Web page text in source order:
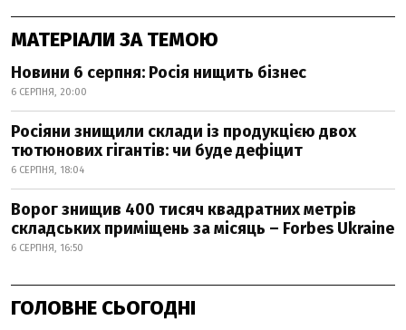
МАТЕРІАЛИ ЗА ТЕМОЮ
Новини 6 серпня: Росія нищить бізнес
6 СЕРПНЯ, 20:00
Росіяни знищили склади із продукцією двох
тютюнових гігантів: чи буде дефіцит
6 СЕРПНЯ, 18:04
Ворог знищив 400 тисяч квадратних метрів
складських приміщень за місяць – Forbes Ukraine
6 СЕРПНЯ, 16:50
ГОЛОВНЕ СЬОГОДНІ